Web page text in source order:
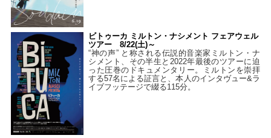
ビトゥーカ ミルトン・ナシメント フェアウェル
ツアー 8/22(土)～
“神の声” と称される伝説的音楽家ミルトン・ナ
シメント、その半生と2022年最後のツアーに迫
った圧巻のドキュメンタリー。ミルトンを崇拝
する57名による証言と、本人のインタヴュー&ラ
イブフッテージで綴る115分。